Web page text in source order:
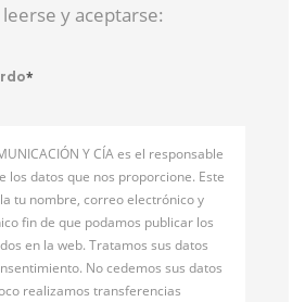
y aceptarse:
*
Y CÍA es el responsable
los datos que nos proporcione. Este
tu nombre, correo electrónico y
fin de que podamos publicar los
en la web. Tratamos sus datos
No cedemos sus datos
realizamos transferencias